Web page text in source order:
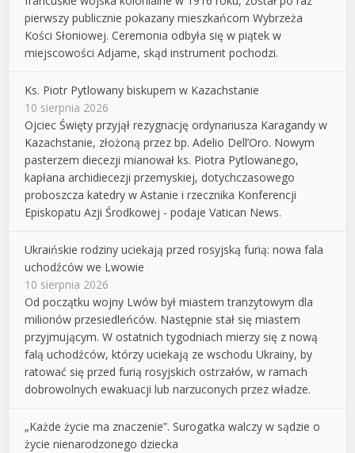
pierwszy publicznie pokazany mieszkańcom Wybrzeża
Kości Słoniowej. Ceremonia odbyła się w piątek w
miejscowości Adjame, skąd instrument pochodzi.
Ks. Piotr Pytlowany biskupem w Kazachstanie
10 sierpnia 2026
Ojciec Święty przyjął rezygnację ordynariusza Karagandy w
Kazachstanie, złożoną przez bp. Adelio Dell’Oro. Nowym
pasterzem diecezji mianował ks. Piotra Pytlowanego,
kapłana archidiecezji przemyskiej, dotychczasowego
proboszcza katedry w Astanie i rzecznika Konferencji
Episkopatu Azji Środkowej - podaje Vatican News.
Ukraińskie rodziny uciekają przed rosyjską furią: nowa fala
uchodźców we Lwowie
10 sierpnia 2026
Od początku wojny Lwów był miastem tranzytowym dla
milionów przesiedleńców. Następnie stał się miastem
przyjmującym. W ostatnich tygodniach mierzy się z nową
falą uchodźców, którzy uciekają ze wschodu Ukrainy, by
ratować się przed furią rosyjskich ostrzałów, w ramach
dobrowolnych ewakuacji lub narzuconych przez władze.
„Każde życie ma znaczenie”. Surogatka walczy w sądzie o
życie nienarodzonego dziecka